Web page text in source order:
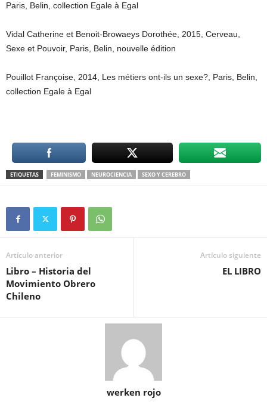
Paris, Belin, collection Egale à Egal
Vidal Catherine et Benoit-Browaeys Dorothée, 2015, Cerveau,
Sexe et Pouvoir, Paris, Belin, nouvelle édition
Pouillot Françoise, 2014, Les métiers ont-ils un sexe?, Paris, Belin,
collection Egale à Egal
ETIQUETAS FEMINISMO NEUROCIENCIA SEXO Y CEREBRO
Artículo anterior
Libro – Historia del
Movimiento Obrero
Chileno
Artículo siguiente
EL LIBRO
werken rojo